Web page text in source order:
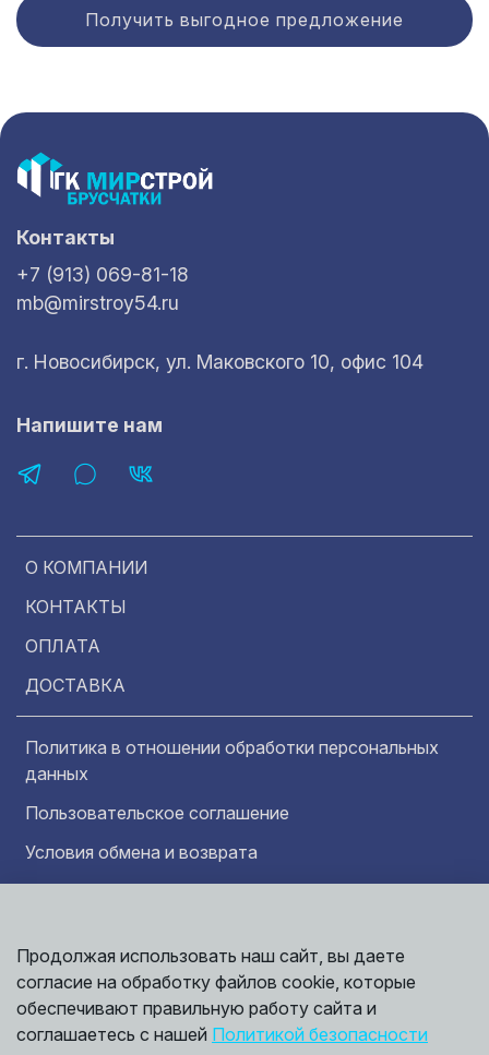
Получить выгодное предложение
О КОМПАНИИ
КОНТАКТЫ
ОПЛАТА
ДОСТАВКА
Политика в отношении обработки персональных
данных
Пользовательское соглашение
Условия обмена и возврата
Контакты
+7 (913) 069-81-18
mb@mirstroy54.ru
г. Новосибирск, ул. Маковского 10, офис 104
Напишите нам
©
Информация представленная на сайте
носит исключительно ознакомительный
характер и ни при каких условиях не может
считаться публичной офертой. Точные
сведения о ценах, условиях продажи и
Продолжая использовать наш сайт, вы даете
согласие на обработку файлов cookie, которые
обеспечивают правильную работу сайта и
соглашаетесь с нашей Политикой безопасности
обработки